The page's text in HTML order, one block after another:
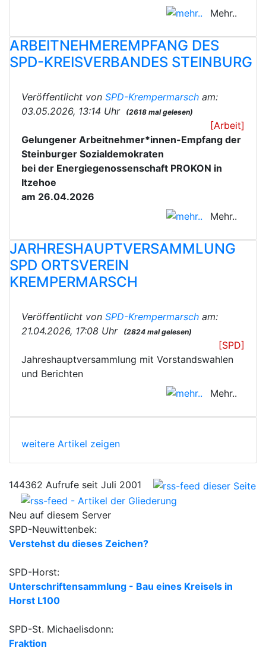
Mehr..
ARBEITNEHMEREMPFANG DES
SPD-KREISVERBANDES STEINBURG
Veröffentlicht von SPD-Krempermarsch am:
03.05.2026, 13:14 Uhr
(2618 mal gelesen)
[Arbeit]
Gelungener Arbeitnehmer*innen-Empfang der
Steinburger Sozialdemokraten
bei der Energiegenossenschaft PROKON in
Itzehoe
am 26.04.2026
Mehr..
JARHRESHAUPTVERSAMMLUNG
SPD ORTSVEREIN
KREMPERMARSCH
Veröffentlicht von SPD-Krempermarsch am:
21.04.2026, 17:08 Uhr
(2824 mal gelesen)
[SPD]
Jahreshauptversammlung mit Vorstandswahlen
und Berichten
Mehr..
weitere Artikel zeigen
144362 Aufrufe seit Juli 2001
Neu auf diesem Server
SPD-Neuwittenbek:
Verstehst du dieses Zeichen?
SPD-Horst:
Unterschriftensammlung - Bau eines Kreisels in
Horst L100
SPD-St. Michaelisdonn:
Fraktion